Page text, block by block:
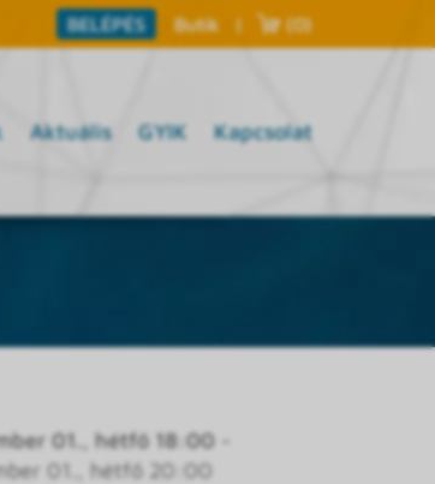
BELÉPÉS Butik | (0)
Aktuális GYIK Kapcsolat
01., hétfő 18:00
01., hétfő 20:00